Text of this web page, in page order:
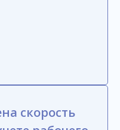
скорость